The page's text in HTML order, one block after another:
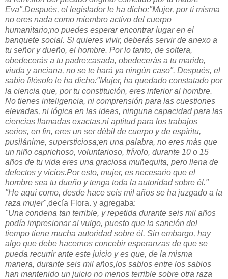
Eva".Después, el legislador le ha dicho:"Mujer, por tí misma
no eres nada como miembro activo del cuerpo
humanitario;no puedes esperar encontrar lugar en el
banquete social. Si quieres vivir, deberás servir de anexo a
tu señor y dueño, el hombre. Por lo tanto, de soltera,
obedecerás a tu padre;casada, obedecerás a tu marido,
viuda y anciana, no se te hará ya ningún caso". Después, el
sabio filósofo le ha dicho:"Mujer, ha quedado constatado por
la ciencia que, por tu constitución, eres inferior al hombre.
No tienes inteligencia, ni comprensión para las cuestiones
elevadas, ni lógica en las ideas, ninguna capacidad para las
ciencias llamadas exactas,ni aptitud para los trabajos
serios, en fin, eres un ser débil de cuerpo y de espíritu,
pusilánime, supersticiosa;en una palabra, no eres más que
un niño caprichoso, voluntarioso, frívolo, durante 10 o 15
años de tu vida eres una graciosa muñequita, pero llena de
defectos y vicios.Por esto, mujer, es necesario que el
hombre sea tu dueño y tenga toda la autoridad sobre él."
"He aquí como, desde hace seis mil años se ha juzgado a la
raza mujer",decía Flora. y agregaba:
"Una condena tan terrible, y repetida durante seis mil años
podía impresionar al vulgo, puesto que la sanción del
tiempo tiene mucha autoridad sobre él. Sin embargo, hay
algo que debe hacernos concebir esperanzas de que se
pueda recurrir ante este juicio y es que, de la misma
manera, durante seis mil años,los sabios entre los sabios
han mantenido un juicio no menos terrible sobre otra raza